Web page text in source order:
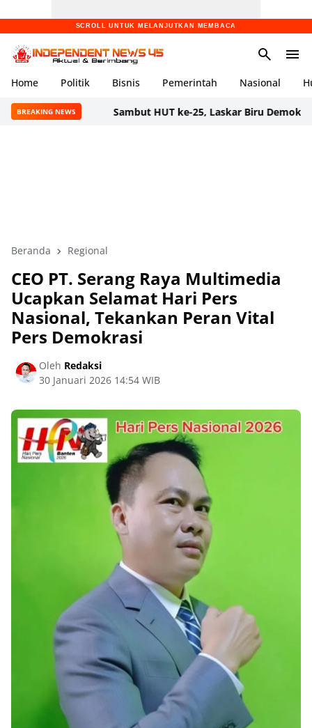
SCROLL UNTUK MELANJUTKAN MEMBACA
Home Politik Bisnis Pemerintah Nasional
BREAKING NEWSSambut HUT ke-25, Laskar Biru Demokrat Banten
Beranda Regional
CEO PT. Serang Raya Multimedia
Ucapkan Selamat Hari Pers
Nasional, Tekankan Peran Vital
Pers Demokrasi
Oleh Redaksi
30 Januari 2026 14:54 WIB